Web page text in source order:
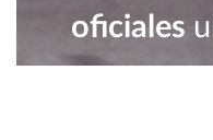
oficiales